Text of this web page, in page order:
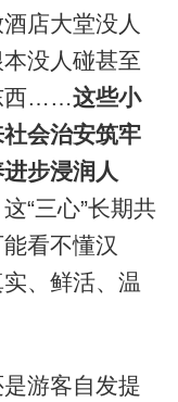
店大堂没人
没人碰甚至
西……这些小
会治安筑牢
步浸润人
这“三心”长期共
看不懂汉
、鲜活、温
游客自发提